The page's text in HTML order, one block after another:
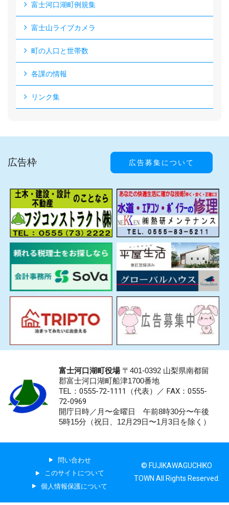
富士河口湖町例規集
富士山ライブカメラ
町の人口と世帯数
各課の情報
リンク集
広告枠 広告募集について
富士河口湖町役場〒401-0392 山梨県南都留
郡富士河口湖町船津1700番地
TEL：0555-72-1111 （代表）／ FAX：0555-
72-0969
開庁日時／月〜金曜日 午前8時30分〜午後
5時15分（祝日、12月29日〜1月3日を除く）
問い合わせ
このサイトについて
個人情報保護について
© FUJIKAWAGUCHIKO
TOWN All Rights Reserved.